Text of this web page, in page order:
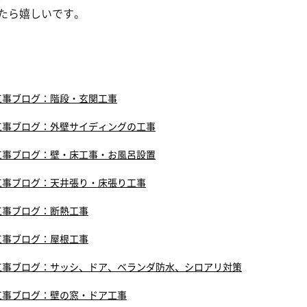
ら嬉しいです。
ブログ：階段・玄関工事
ブログ：外壁サイディングの工事
ブログ：壁・床工事・お風呂設置
ブログ：天井張り・床張り工事
ブログ：断熱工事
ブログ：屋根工事
ブログ：サッシ、ドア、ベランダ防水、シロアリ対策
ブログ：壁の窓・ドア工事